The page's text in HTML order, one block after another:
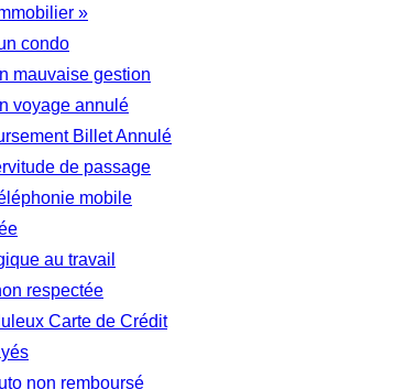
»
condo
mauvaise gestion
voyage annulé
Billet Annulé
de passage
mobile
au travail
respectée
Carte de Crédit
non remboursé